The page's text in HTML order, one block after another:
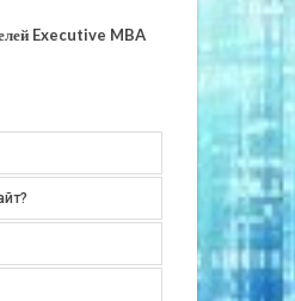
Executive MBA